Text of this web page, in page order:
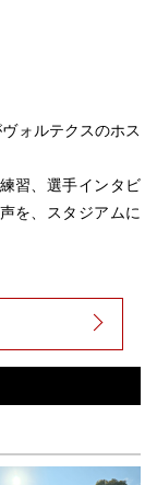
ォルテクスのホス
習、選手インタビ
を、スタジアムに